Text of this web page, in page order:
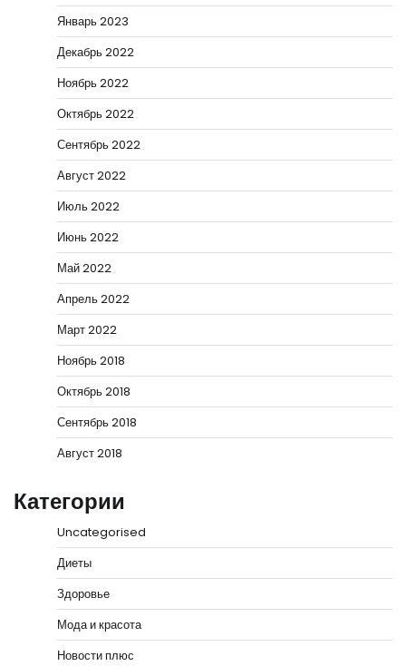
Январь 2023
Декабрь 2022
Ноябрь 2022
Октябрь 2022
Сентябрь 2022
Август 2022
Июль 2022
Июнь 2022
Май 2022
Апрель 2022
Март 2022
Ноябрь 2018
Октябрь 2018
Сентябрь 2018
Август 2018
Категории
Uncategorised
Диеты
Здоровье
Мода и красота
Новости плюс